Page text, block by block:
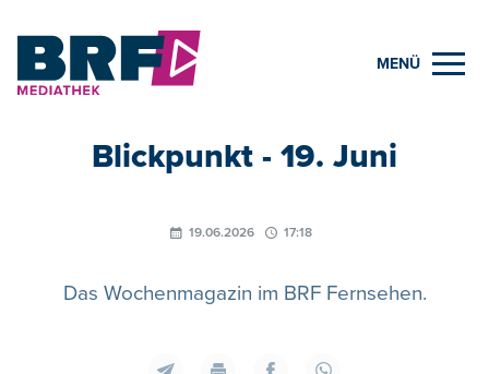
MENÜ
Blickpunkt - 19. Juni
19.06.2026 17:18
Das Wochenmagazin im BRF Fernsehen.